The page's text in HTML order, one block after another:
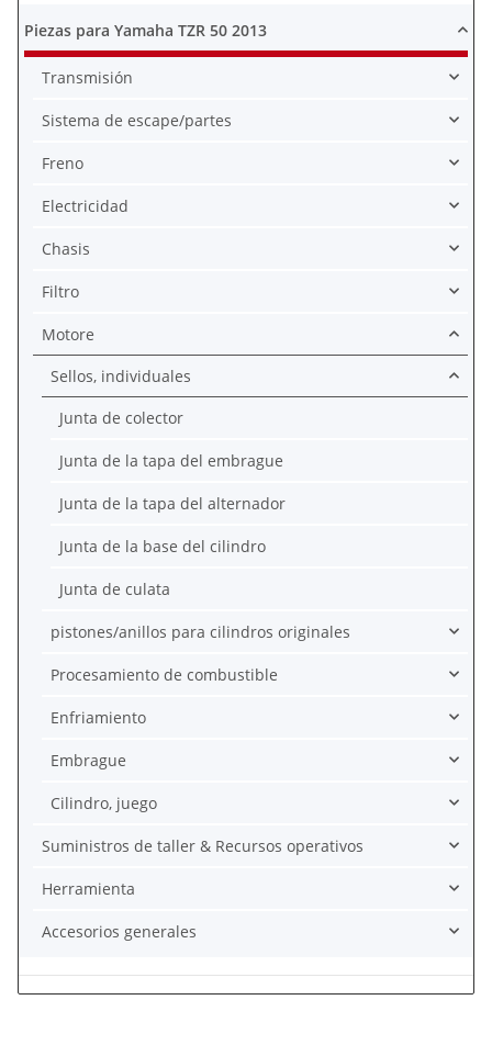
Piezas para Yamaha TZR 50 2013
Transmisión
Sistema de escape/partes
Freno
Electricidad
Chasis
Filtro
Motore
Sellos, individuales
Junta de colector
Junta de la tapa del embrague
Junta de la tapa del alternador
Junta de la base del cilindro
Junta de culata
pistones/anillos para cilindros originales
Procesamiento de combustible
Enfriamiento
Embrague
Cilindro, juego
Suministros de taller & Recursos operativos
Herramienta
Accesorios generales